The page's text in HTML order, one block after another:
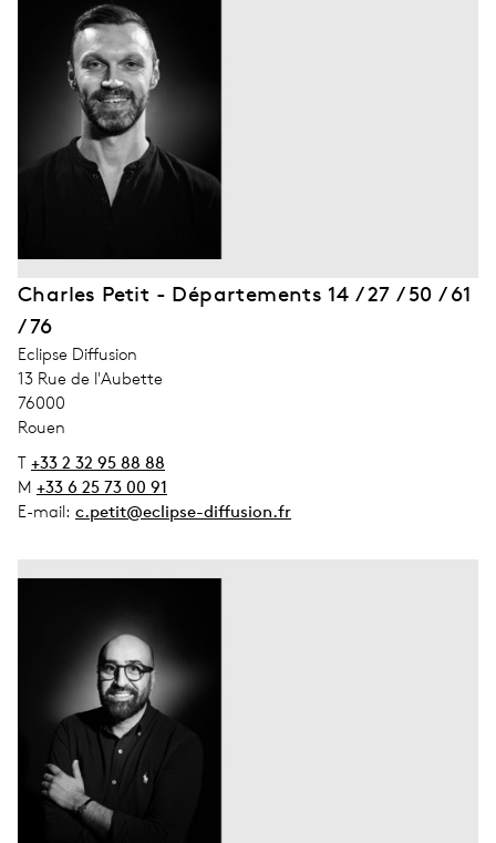
Charles Petit - Départements 14 / 27 / 50 / 61
/ 76
address_company
Eclipse Diffusion
address_street_1
13 Rue de l'Aubette
address_zip_code
76000
address_city
Rouen
T +33 2 32 95 88 88
M +33 6 25 73 00 91
E-mail: c.petit@eclipse-diffusion.fr